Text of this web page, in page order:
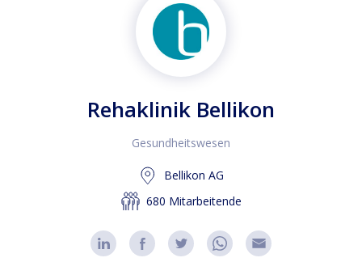
Rehaklinik Bellikon
Gesundheitswesen
Bellikon AG
680 Mitarbeitende